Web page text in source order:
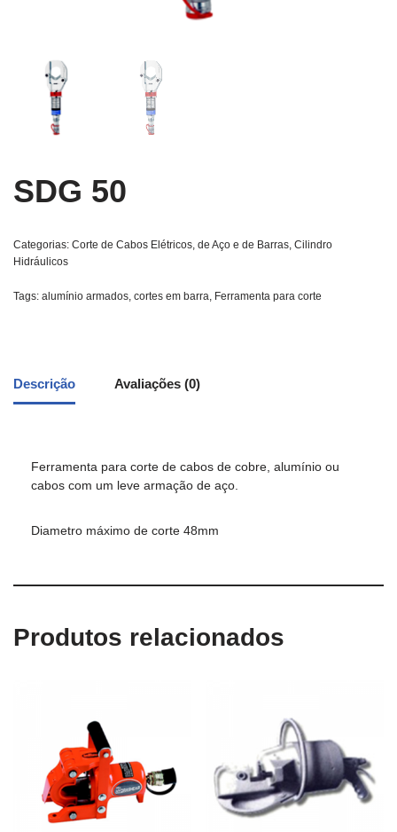
SDG 50
Categorias: Corte de Cabos Elétricos, de Aço e de Barras Cilindro
Hidráulicos
Tags: alumínio armados cortes em barra Ferramenta para corte
Descrição Avaliações (0)
Ferramenta para corte de cabos de cobre, alumínio ou
cabos com um leve armação de aço.
Diametro máximo de corte 48mm
Produtos relacionados